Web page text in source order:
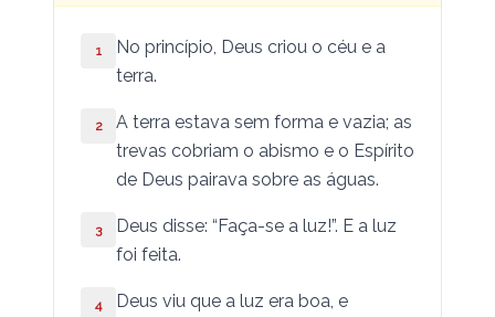
Salmos
II Macabeus
Eclesiastes
Cântico dos Cânticos
1
No princípio, Deus criou o céu e a
terra.
2
A terra estava sem forma e vazia; as
trevas cobriam­ o abismo e o Espírito
de Deus pairava sobre as águas.
3
Deus disse: “Faça-se a luz!”. E a luz
foi feita.
4
Deus viu que a luz era boa, e